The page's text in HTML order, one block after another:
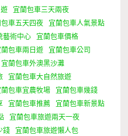
宜蘭包車三天兩夜
包車五天四夜
宜蘭包車人氣景點
藝術中心
宜蘭包車價格
蘭包車兩日遊
宜蘭包車公司
宜蘭包車外澳黑沙灘
宜蘭包車大自然旅遊
蘭包車宜農牧場
宜蘭包車幾錢
宜蘭包車推薦
宜蘭包車新景點
宜蘭包車旅遊兩天一夜
錢
宜蘭包車旅遊懶人包